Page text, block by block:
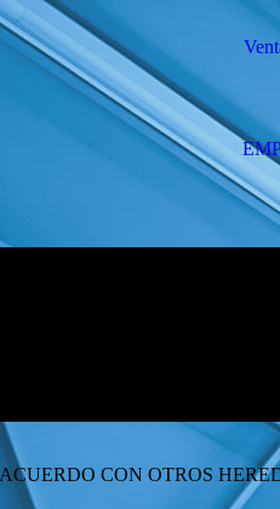
CON OTROS